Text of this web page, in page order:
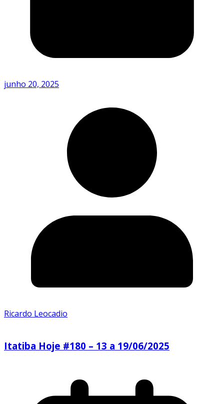
junho 20, 2025
Ricardo Leocadio
Itatiba Hoje #180 – 13 a 19/06/2025